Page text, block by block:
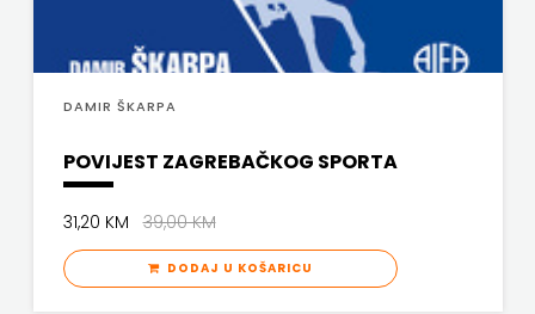
DAMIR ŠKARPA
POVIJEST ZAGREBAČKOG SPORTA
31,20 KM39,00 KM
DODAJ U KOŠARICU